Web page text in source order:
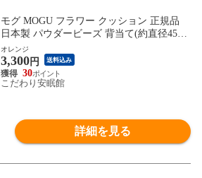
モグ MOGU フラワー クッション 正規品
日本製 パウダービーズ 背当て(約直径45cm
×高さ11cm オレンジ)【10I83398OR】
オレンジ
3,300円 送料込み
30
こだわり安眠館
詳細を見る